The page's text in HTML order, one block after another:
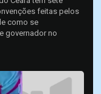
feitas pelos
como se
governador no